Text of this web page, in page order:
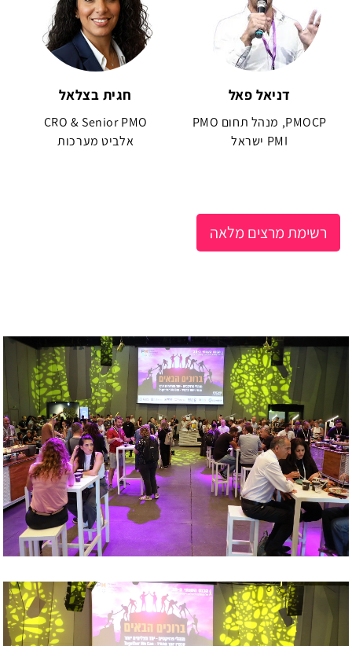
דניאל פאל
PMOCP, מנהל תחום PMO
PMI ישראל
חגית בצלאל
CRO & Senior PMO
אלביט מערכות
רשימת מרצים מלאה